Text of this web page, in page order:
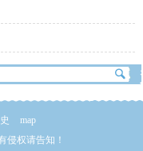
map
侵权请告知！